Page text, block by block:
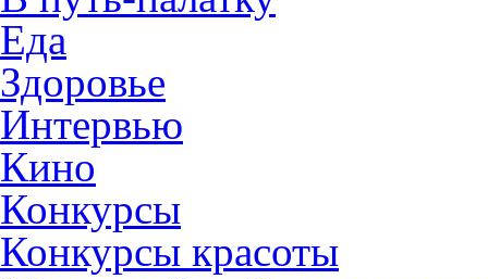
Еда
Здоровье
Интервью
Кино
Конкурсы
Конкурсы красоты